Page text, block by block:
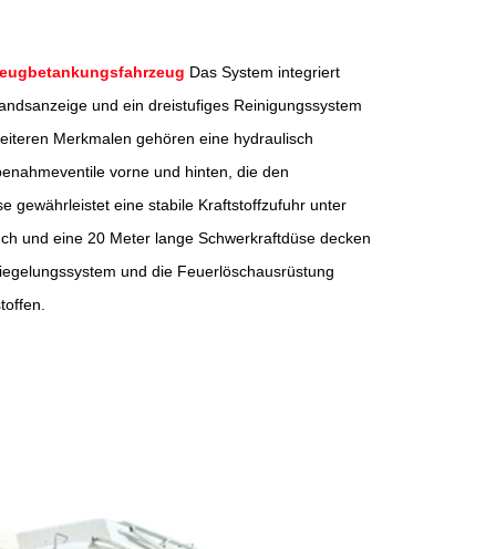
Das System integriert
und ein dreistufiges Reinigungssystem
Merkmalen gehören eine hydraulisch
vorne und hinten, die den
gewährleistet eine stabile Kraftstoffzufuhr unter
und eine 20 Meter lange Schwerkraftdüse decken
und die Feuerlöschausrüstung